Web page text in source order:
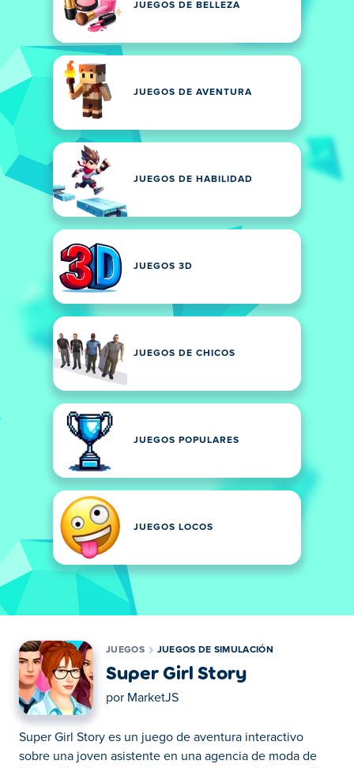
JUEGOS DE BELLEZA
JUEGOS DE AVENTURA
JUEGOS DE HABILIDAD
JUEGOS 3D
JUEGOS DE CHICOS
JUEGOS POPULARES
JUEGOS LOCOS
JUEGOS JUEGOS DE SIMULACIÓN
Super Girl Story
por MarketJS
Super Girl Story es un juego de aventura interactivo
sobre una joven asistente en una agencia de moda de